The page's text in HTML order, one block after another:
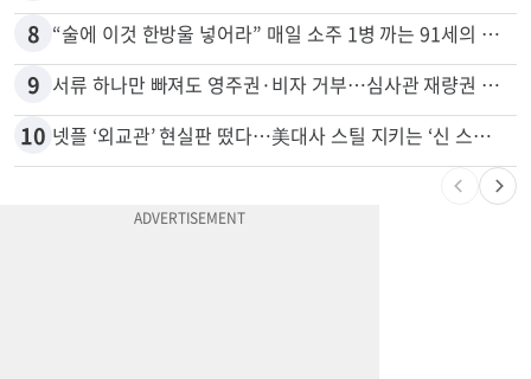
8 “술에 이것 한방울 넣어라” 매일 소주 1병 까는 91세의 철칙
9 서류 하나만 빠져도 영주권·비자 거부…심사관 재량권 대폭 확대
10 넷플 ‘외교관’ 현실판 떴다…美대사 스틸 지키는 ‘신 스틸러’